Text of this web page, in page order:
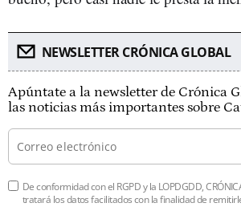
NEWSLETTER CRÓNICA GLOBAL
Apúntate a la newsletter de Crónica
las noticias más importantes sobre
De conformidad con el RGPD y la LOPDGDD,
tratará los datos facilitados con la finalidad de